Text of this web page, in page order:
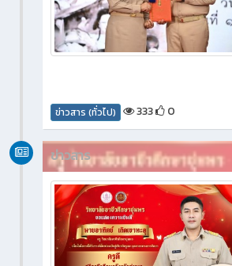
ข่าวสาร (ทั่วไป) 333 0
ข่าวสาร